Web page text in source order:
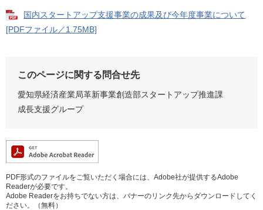
国内スタートアップ支援事業の成果及び今年度事業について
[PDFファイル／1.75MB]
このページに関する問合せ先
愛知県経済産業局革新事業創造部スタートアップ推進課
成長支援グループ
PDF形式のファイルをご覧いただく場合には、Adobe社が提供するAdobe
Readerが必要です。
Adobe Readerをお持ちでない方は、バナーのリンク先からダウンロードしてく
ださい。（無料）